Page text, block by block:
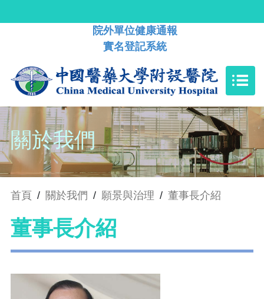
院外單位健康通報
實名登記系統
關於我們
首頁 / 關於我們 / 願景與治理 / 董事長介紹
董事長介紹